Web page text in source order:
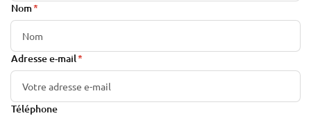
Nom
Adresse e-mail
Téléphone